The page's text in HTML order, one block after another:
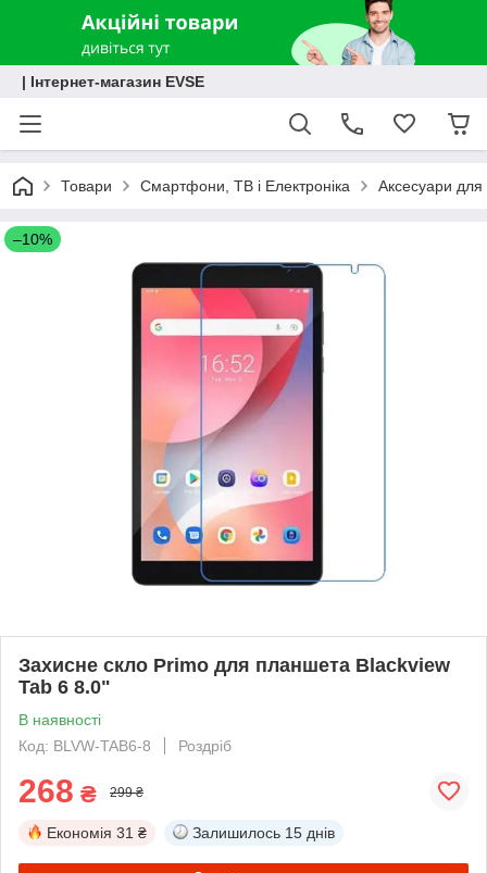
| Інтернет-магазин EVSE
Товари Смартфони, ТВ і Електроніка Аксесуари для
–10%
Захисне скло Primo для планшета Blackview
Tab 6 8.0"
В наявності
Код: BLVW-TAB6-8
Роздріб
268 ₴ 299 ₴
Економія 31 ₴ Залишилось 15 днів